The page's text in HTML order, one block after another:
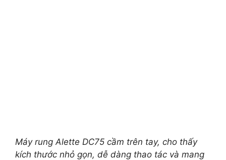
Máy rung Alette DC75 cầm trên tay, cho thấy
kích thước nhỏ gọn, dễ dàng thao tác và mang